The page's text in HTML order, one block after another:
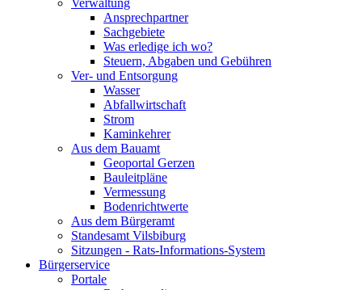
Verwaltung
Ansprechpartner
Sachgebiete
Was erledige ich wo?
Steuern, Abgaben und Gebühren
Ver- und Entsorgung
Wasser
Abfallwirtschaft
Strom
Kaminkehrer
Aus dem Bauamt
Geoportal Gerzen
Bauleitpläne
Vermessung
Bodenrichtwerte
Aus dem Bürgeramt
Standesamt Vilsbiburg
Sitzungen - Rats-Informations-System
Bürgerservice
Portale